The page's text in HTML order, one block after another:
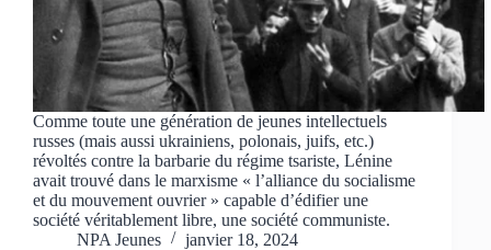
Comme toute une génération de jeunes intellectuels
russes (mais aussi ukrainiens, polonais, juifs, etc.)
révoltés contre la barbarie du régime tsariste, Lénine
avait trouvé dans le marxisme « l’alliance du socialisme
et du mouvement ouvrier » capable d’édifier une
société véritablement libre, une société communiste.
NPA Jeunes
janvier 18, 2024